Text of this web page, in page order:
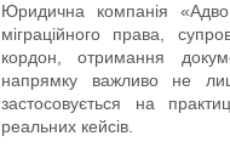
Юридична компанія
міграційного права,
кордон, отримання
напрямку важливо не
застосовується на
реальних кейсів.